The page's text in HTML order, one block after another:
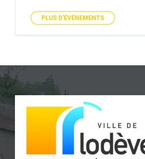
PLUS D'ÉVÉNEMENTS